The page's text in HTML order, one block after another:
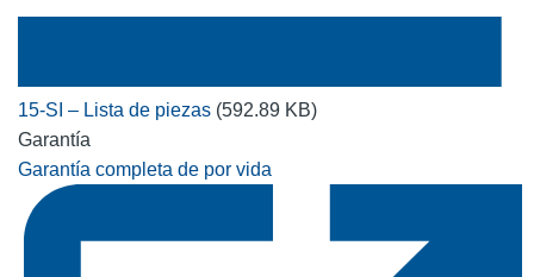
15-SI – Lista de piezas (592.89 KB)
Garantía
Garantía completa de por vida